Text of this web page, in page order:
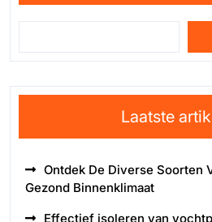
Laatste
Ontdek De Diverse Soorten
Gezond Binnenklimaat
Effectief isoleren van